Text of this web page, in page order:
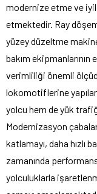
modernize etme ve
etmektedir. Ray
yüzey düzeltme
bakım
verimliliği önemli
lokomotiflerine
yolcu hem de yük
Modernizasyon
katlamayı, daha hızlı
zamanında
yolculuklarla